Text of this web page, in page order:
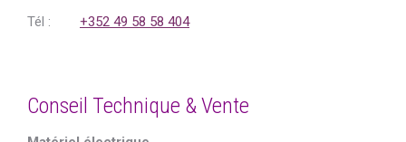
Tél : +352 49 58 58 404
Conseil Technique & Vente